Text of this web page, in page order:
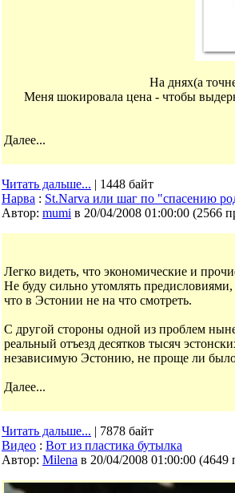
На днях(а
Меня шокировала цена - чтобы
Далее...
Читать дальше... | 1448 байт
Нарва : St.Narva или шаг по "спасению
Автор: mumi в 20/04/2008 01:00:00 (2566
Легко видеть, что экономические и
Не буду сильно утомлять
что в Эстонии не на что смотреть.
С другой стороны одной из проблем
реальный отъезд десятков тысяч
независимую Эстонию, не проще ли
Далее...
Читать дальше... | 7878 байт
Видео : Вот из пластика бутылка
Автор: Milena в 20/04/2008 01:00:00 (4649